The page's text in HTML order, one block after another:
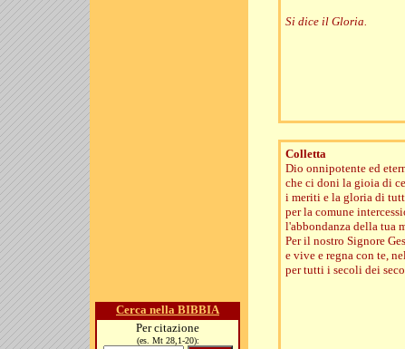
Cerca nella BIBBIA
Per citazione
(es. Mt 28,1-20):
Si dice il Gloria.
Colletta
Dio onnipotente ed
che ci doni la gioia di
i meriti e la gloria di
per la comune
l'abbondanza della tua
Per il nostro Signore
e vive e regna con te,
per tutti i secoli dei